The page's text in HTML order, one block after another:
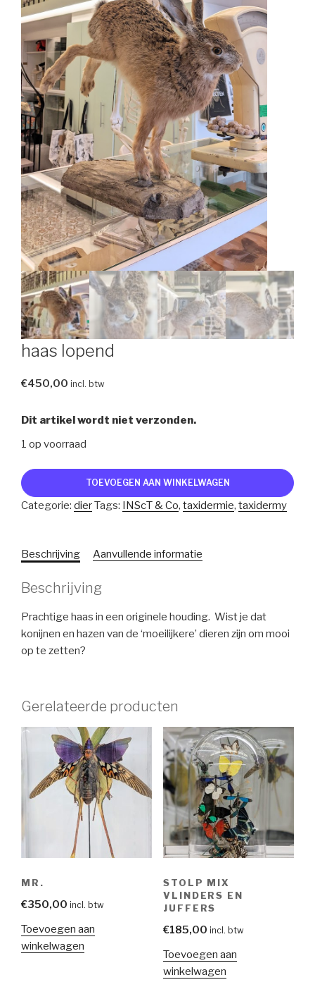
haas lopend
€450,00 incl. btw
Dit artikel wordt niet verzonden.
1 op voorraad
haas
lopend
aantal
TOEVOEGEN AAN WINKELWAGEN
Categorie: dierTags: INScT & Co, taxidermie, taxidermy
Beschrijving Aanvullende informatie
Beschrijving
Prachtige haas in een originele houding. Wist je dat
konijnen en hazen van de ‘moeilijkere’ dieren zijn om mooi
op te zetten?
Gerelateerde producten
MR.
€350,00 incl. btw
Toevoegen aan
winkelwagen
STOLP MIX
VLINDERS EN
JUFFERS
€185,00 incl. btw
Toevoegen aan
winkelwagen